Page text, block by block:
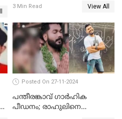
സംഭവിച്ചത്
3 Min Read View All
Posted On 27-11-2024
പന്തീരങ്കാവ് ഗാർഹിക
പീഡനം; രാഹുലിനെ